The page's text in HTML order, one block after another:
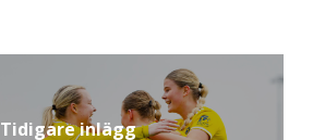
Tidigare inlägg